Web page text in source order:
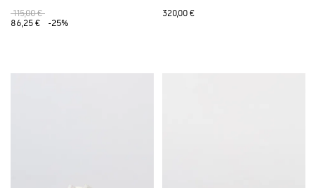
115,00 €
86,25 €
-25%
320,00 €